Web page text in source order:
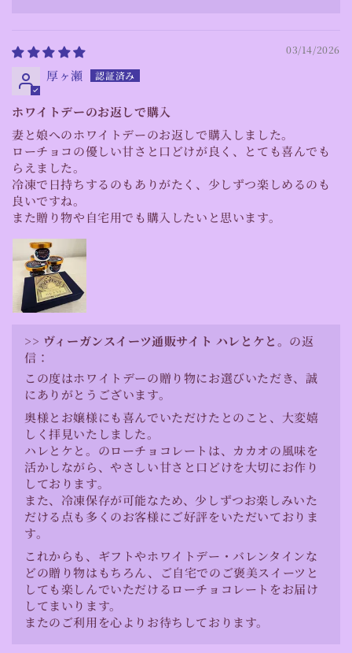
03/14/2026
厚ヶ瀬
ホワイトデーのお返しで購入
妻と娘へのホワイトデーのお返しで購入しました。
ローチョコの優しい甘さと口どけが良く、とても喜んでも
らえました。
冷凍で日持ちするのもありがたく、少しずつ楽しめるのも
良いですね。
また贈り物や自宅用でも購入したいと思います。
>> ヴィーガンスイーツ通販サイト ハレとケと。 の返
信：
この度はホワイトデーの贈り物にお選びいただき、誠
にありがとうございます。
奥様とお嬢様にも喜んでいただけたとのこと、大変嬉
しく拝見いたしました。
ハレとケと。のローチョコレートは、カカオの風味を
活かしながら、やさしい甘さと口どけを大切にお作り
しております。
また、冷凍保存が可能なため、少しずつお楽しみいた
だける点も多くのお客様にご好評をいただいておりま
す。
これからも、ギフトやホワイトデー・バレンタインな
どの贈り物はもちろん、ご自宅でのご褒美スイーツと
しても楽しんでいただけるローチョコレートをお届け
してまいります。
またのご利用を心よりお待ちしております。